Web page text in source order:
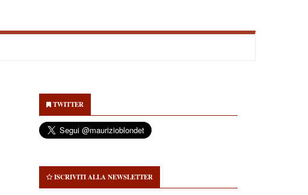
Sidebar
TWITTER
ISCRIVITI ALLA NEWSLETTER